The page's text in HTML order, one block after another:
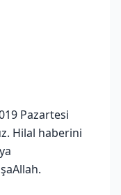
Pazartesi
Hilal haberini